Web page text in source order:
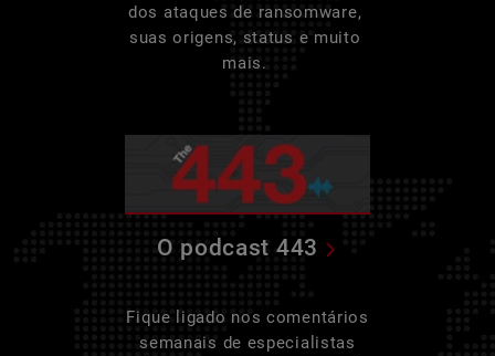
dos ataques de ransomware,
suas origens, status e muito
mais.
O podcast 443
Fique ligado nos comentários
semanais de especialistas